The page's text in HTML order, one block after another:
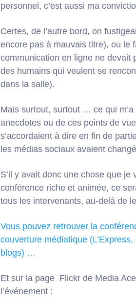
personnel, c’est aussi ma
Certes, de l’autre bord, on
encore pas à mauvais titre), ou le
communication en ligne ne devait
des humains qui veulent se
dans la salle).
Mais surtout, surtout … ce qui
anecdotes ou de ces points de
s’accordaient à dire en fin de
les médias sociaux avaient
S’il y avait donc une chose que je
conférence riche et animée, ce
tous les intervenants, au-delà de
Vous pouvez retrouver la
couverture médiatique
blogs) …
Et sur la page Flickr de Media
l’événement :